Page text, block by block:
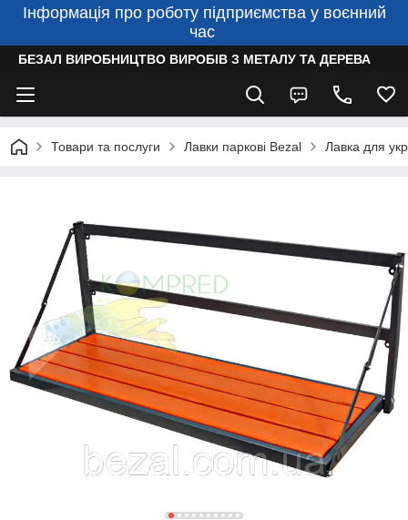
Інформація про роботу підприємства у воєнний
час
БЕЗАЛ ВИРОБНИЦТВО ВИРОБІВ З МЕТАЛУ ТА ДЕРЕВА
Товари та послуги Лавки паркові Bezal Лавка для